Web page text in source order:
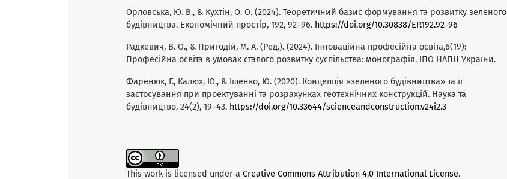
Орловська, Ю. В., & Кухтін, О. О. (2024). Теоретичний базис формування та розвитку зеленого
будівництва. Економічний простір, 192, 92–96. https://doi.org/10.30838/EP.192.92-96
Радкевич, В. О., & Пригодій, М. А. (Ред.). (2024). Інноваційна професійна освіта,6(19):
Професійна освіта в умовах сталого розвитку суспільства: монографія. ІПО НАПН України.
Фаренюк, Г., Калюх, Ю., & Іщенко, Ю. (2020). Концепція «зеленого будівництва» та її
застосування при проектуванні та розрахунках геотехнічних конструкцій. Наука та
будівництво, 24(2), 19–43. https://doi.org/10.33644/scienceandconstruction.v24i2.3
This work is licensed under a Creative Commons Attribution 4.0 International License.